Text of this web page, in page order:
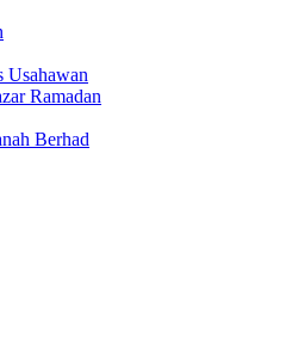
Usahawan
Ramadan
Berhad